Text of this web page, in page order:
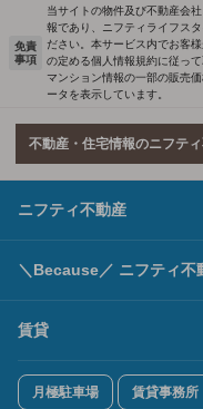
免責
事項
当サイトの物件及び不動産会
報であり、ニフティライフス
ださい。本サービス内でお客
の定める個人情報規約に従って
マンション情報の一部の販売
ータを表示しています。
不動産・住宅情報のニフテ
ニフティ不動産
＼Because／ ニフティ不
賃貸
月極駐車場 賃貸事務所